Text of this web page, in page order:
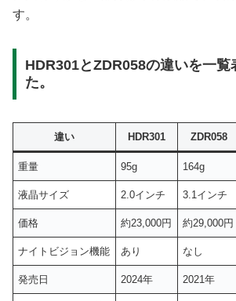
す。
HDR301とZDR058の違いを一覧
た。
違い HDR301 ZDR058
重量 95g 164g
液晶サイズ 2.0インチ 3.1インチ
価格 約23,000円 約29,000円
ナイトビジョン機能 あり なし
発売日 2024年 2021年